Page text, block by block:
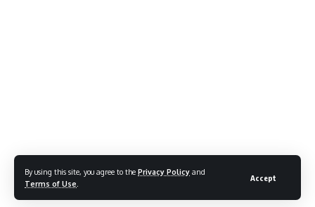
By using this site, you agree to the Privacy Policy and
Terms of Use
Accept